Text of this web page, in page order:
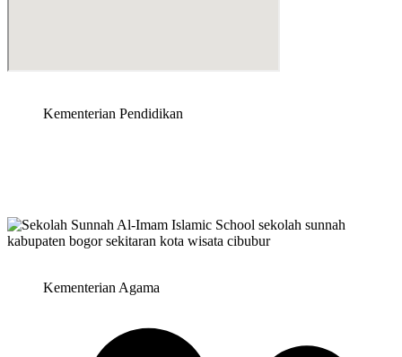
Kementerian Pendidikan
Kementerian Agama